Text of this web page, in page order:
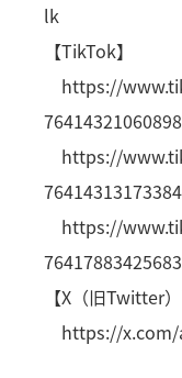
lk
【TikTok】
https://
https://
https://
【X（旧Twitter）
https://